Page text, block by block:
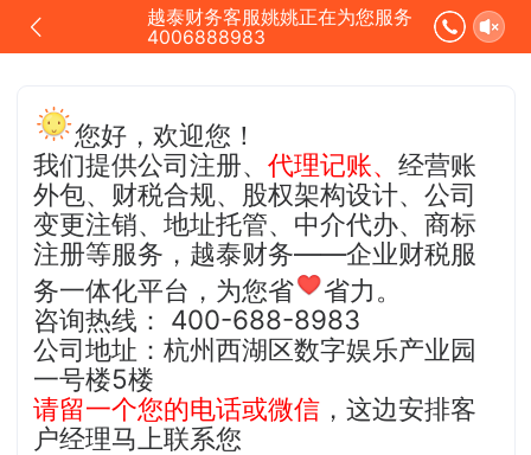
越泰财务客服姚姚正在为您服务
4006888983
您好，欢迎您！
我们提供公司注册、代理记账、经营账
外包、财税合规、股权架构设计、公司
变更注销、地址托管、中介代办、商标
注册等服务 ，越泰财务——企业财税服
务一体化平台，为您省
省力。
咨询热线： 400-688-8983
公司地址：杭州西湖区数字娱乐产业园
一号楼5楼
请留一个您的电话或微信 ，这边安排客
户经理马上联系您